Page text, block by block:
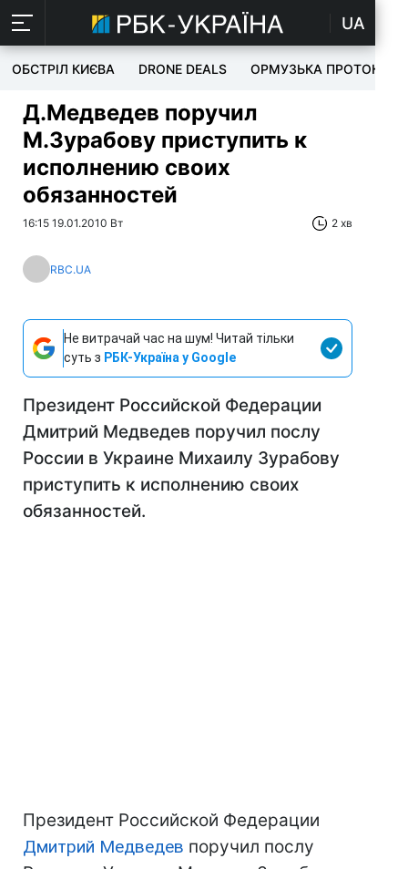
UA
ОБСТРІЛ КИЄВА DRONE DEALS ОРМУЗЬКА ПРОТОКА
Д.Медведев поручил
М.Зурабову приступить к
исполнению своих
обязанностей
16:15 19.01.2010 Вт 2 хв
RBC.UA
Не витрачай час на шум! Читай тільки
суть з РБК-Україна у Google
Президент Российской Федерации
Дмитрий Медведев поручил послу
России в Украине Михаилу Зурабову
приступить к исполнению своих
обязанностей.
Президент Российской Федерации
Дмитрий Медведев поручил послу